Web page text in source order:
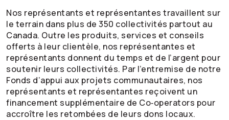
Nos représentants et représentantes travaillent sur
le terrain dans plus de 350 collectivités partout au
Canada. Outre les produits, services et conseils
offerts à leur clientèle, nos représentantes et
représentants donnent du temps et de l’argent pour
soutenir leurs collectivités. Par l’entremise de notre
Fonds d’appui aux projets communautaires, nos
représentants et représentantes reçoivent un
financement supplémentaire de Co‑operators pour
accroître les retombées de leurs dons locaux.